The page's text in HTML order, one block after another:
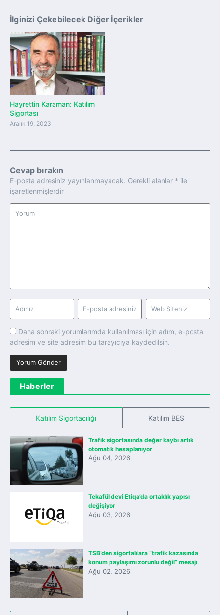
İlginizi Çekebilecek Diğer İçerikler
Hayrettin Karaman: Katılım
Sigortası
Aralık 19, 2023
Cevap bırakın
E-posta adresiniz yayınlanmayacak. Gerekli alanlar * ile
işaretlenmişlerdir
Daha sonraki yorumlarımda kullanılması için adım, e-posta
adresim ve site adresim bu tarayıcıya kaydedilsin.
Haberler
Katılım Sigortacılığı Katılım BES
Trafik sigortasında değer kaybı artık
otomatik hesaplanıyor
Ağu 04, 2026
Tekafül devi Etiqa’da ortaklık yapısı
değişiyor
Ağu 03, 2026
TSB’den sigortalılara “trafik kazasında
konum paylaşımı zorunlu değil” mesajı
Ağu 02, 2026